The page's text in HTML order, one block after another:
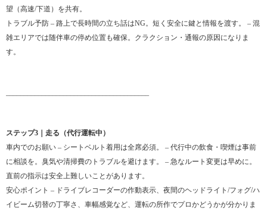
望（高速/下道）を共有。
トラブル予防 – 路上で長時間の立ち話はNG。短く安全に鍵と情報を渡す。 – 混
雑エリアでは随伴車の停め位置も確保。クラクション・通報の原因になりま
す。
ステップ3｜走る（代行運転中）
車内でのお願い – シートベルト着用は全席必須。 – 代行中の飲食・喫煙は事前
に相談を。臭気や清掃費のトラブルを避けます。 – 急なルート変更は早めに。
直前の指示は安全上難しいことがあります。
安心ポイント – ドライブレコーダーの作動表示、夜間のヘッドライト/フォグ/ハ
イビーム切替の丁寧さ、車幅感覚など、運転の所作でプロかどうかが分かりま